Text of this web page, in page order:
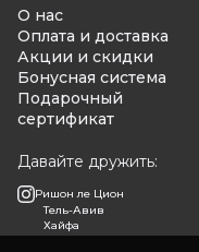
О нас
Оплата и доставка
Акции и скидки
Бонусная система
Подарочный
сертификат
Давайте дружить:
Ришон ле Цион
Тель-Авив
Хайфа